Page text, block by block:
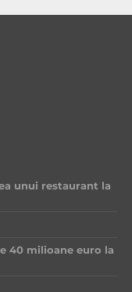
unui restaurant la
40 milioane euro la